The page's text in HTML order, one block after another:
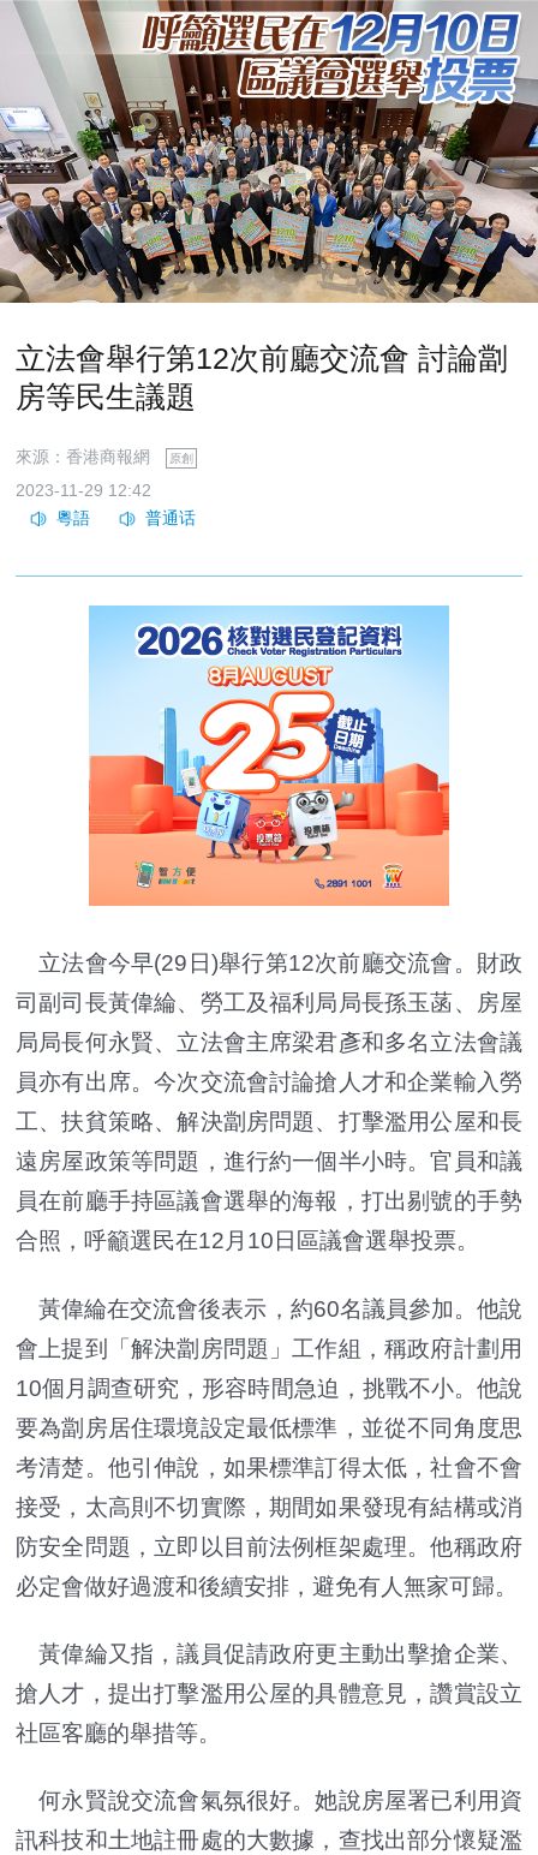
立法會舉行第12次前廳交流會 討論劏
房等民生議題
來源：香港商報網 原創
2023-11-29 12:42
立法會今早(29日)舉行第12次前廳交流會。財政
司副司長黃偉綸、勞工及福利局局長孫玉菡、房屋
局局長何永賢、立法會主席梁君彥和多名立法會議
員亦有出席。今次交流會討論搶人才和企業輸入勞
工、扶貧策略、解決劏房問題、打擊濫用公屋和長
遠房屋政策等問題，進行約一個半小時。官員和議
員在前廳手持區議會選舉的海報，打出剔號的手勢
合照，呼籲選民在12月10日區議會選舉投票。
黃偉綸在交流會後表示，約60名議員參加。他說
會上提到「解決劏房問題」工作組，稱政府計劃用
10個月調查研究，形容時間急迫，挑戰不小。他說
要為劏房居住環境設定最低標準，並從不同角度思
考清楚。他引伸說，如果標準訂得太低，社會不會
接受，太高則不切實際，期間如果發現有結構或消
防安全問題，立即以目前法例框架處理。他稱政府
必定會做好過渡和後續安排，避免有人無家可歸。
黃偉綸又指，議員促請政府更主動出擊搶企業、
搶人才，提出打擊濫用公屋的具體意見，讚賞設立
社區客廳的舉措等。
何永賢說交流會氣氛很好。她說房屋署已利用資
訊科技和土地註冊處的大數據，查找出部分懷疑濫